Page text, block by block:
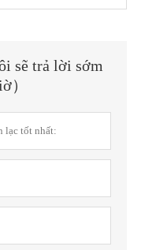
sẽ trả lời sớm
）